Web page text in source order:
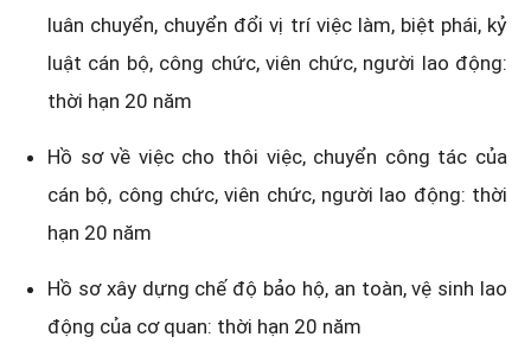
luân chuyển, chuyển đổi vị trí việc làm, biệt phái, kỷ
luật cán bộ, công chức, viên chức, người lao động:
thời hạn 20 năm
Hồ sơ về việc cho thôi việc, chuyển công tác của
cán bộ, công chức, viên chức, người lao động: thời
hạn 20 năm
Hồ sơ xây dựng chế độ bảo hộ, an toàn, vệ sinh lao
động của cơ quan: thời hạn 20 năm